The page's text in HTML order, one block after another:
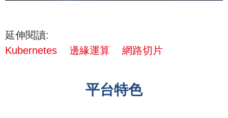
延伸閱讀:
Kubernetes
邊緣運算 網路切片
平台特色